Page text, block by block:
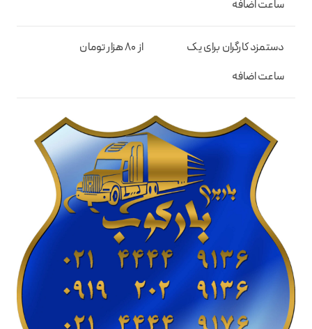
ساعت اضافه
دستمزد کارگران برای یک
ساعت اضافه
از 80 هزار تومان